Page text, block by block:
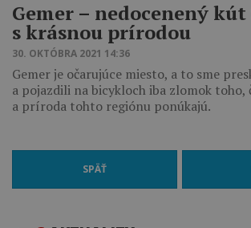
Gemer – nedocenený kút
s krásnou prírodou
30. OKTÓBRA 2021 14:36
Gemer je očarujúce miesto, a to sme
a pojazdili na bicykloch iba zlomok toho,
a príroda tohto regiónu ponúkajú.
SPÄŤ